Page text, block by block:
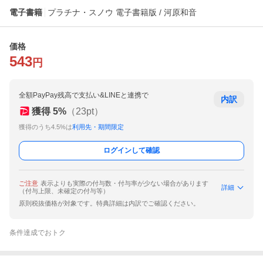
電子書籍 プラチナ・スノウ 電子書籍版 / 河原和音
価格
543 円
全額PayPay残高で支払い&LINEと連携で
獲得 5% （23pt）
獲得のうち4.5%は利用先・期間限定
内訳
ログインして確認
ご注意 表示よりも実際の付与数・付与率が少ない場合があります
（付与上限、未確定の付与等）
詳細
原則税抜価格が対象です。特典詳細は内訳でご確認ください。
条件達成でおトク